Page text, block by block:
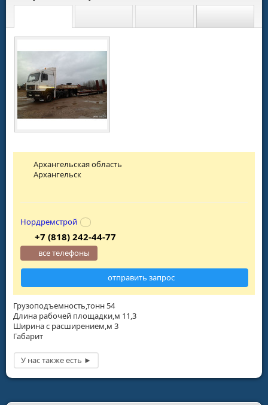
Грузоподъемность,тонн 54
Длина рабочей площадки,м 11,3
Ширина с расширением,м 3
Габарит
Архангельская область
Архангельск
Нордремстрой
+7 (818) 242-44-77
все телефоны
отправить запрос